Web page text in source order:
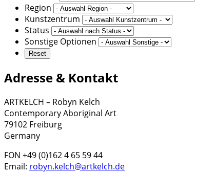
Region
Kunstzentrum
Status
Sonstige Optionen
Adresse & Kontakt
ARTKELCH – Robyn Kelch
Contemporary Aboriginal Art
79102 Freiburg
Germany
FON +49 (0)162 4 65 59 44
Email: robyn.kelch@artkelch.de